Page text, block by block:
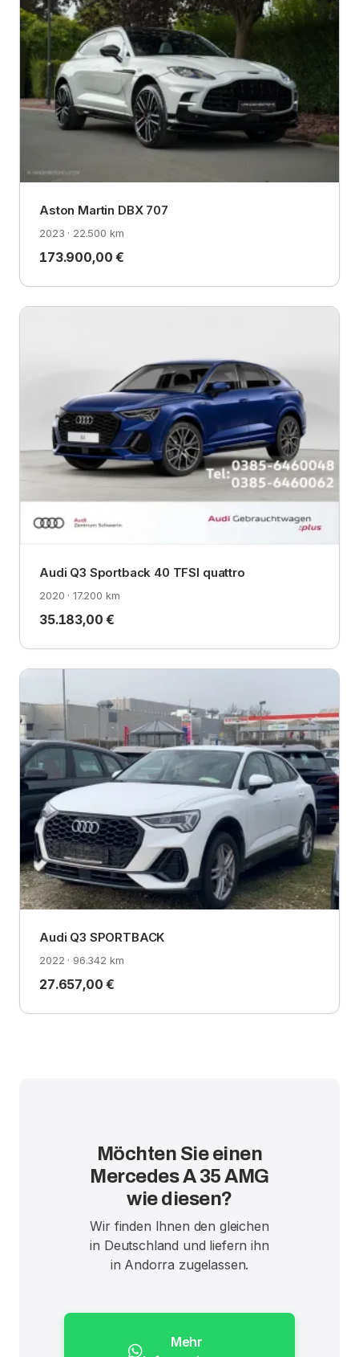
Aston Martin DBX 707
2023 · 22.500 km
173.900,00 €
Audi Q3 Sportback 40 TFSI quattro
2020 · 17.200 km
35.183,00 €
Audi Q3 SPORTBACK
2022 · 96.342 km
27.657,00 €
Möchten Sie einen
Mercedes A 35 AMG
wie diesen?
Wir finden Ihnen den gleichen
in Deutschland und liefern ihn
in Andorra zugelassen.
Mehr